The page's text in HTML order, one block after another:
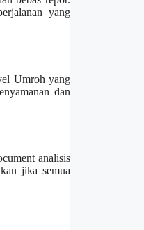
yang
Umroh yang
dan
analisis
jika semua